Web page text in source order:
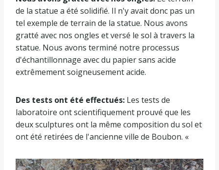
de la statue a été solidifié. Il n'y avait donc pas un
tel exemple de terrain de la statue. Nous avons
gratté avec nos ongles et versé le sol à travers la
statue. Nous avons terminé notre processus
d'échantillonnage avec du papier sans acide
extrêmement soigneusement acide.
Des tests ont été effectués: Les tests de
laboratoire ont scientifiquement prouvé que les
deux sculptures ont la même composition du sol et
ont été retirées de l'ancienne ville de Boubon. «